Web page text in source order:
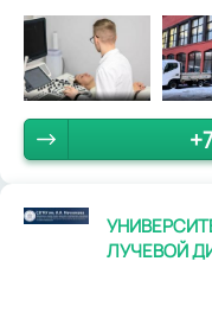
ЛУЧЕВОЙ